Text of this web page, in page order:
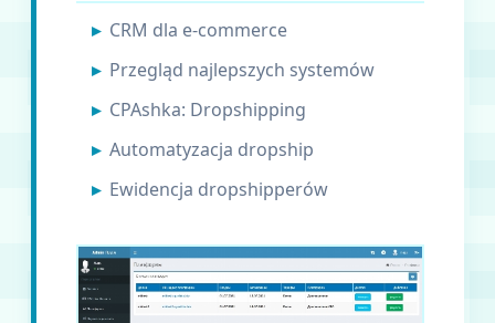
CRM dla e-commerce
Przegląd najlepszych systemów
CPAshka: Dropshipping
Automatyzacja dropship
Ewidencja dropshipperów